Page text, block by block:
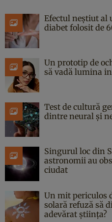
Efectul neștiut al
diabet folosit de
Un prototip de
să vadă lumina
Test de cultură
dintre neural și
Singurul loc din
astronomii au
ciudat
Un mit periculos
solară refuză să
adevărat știința?